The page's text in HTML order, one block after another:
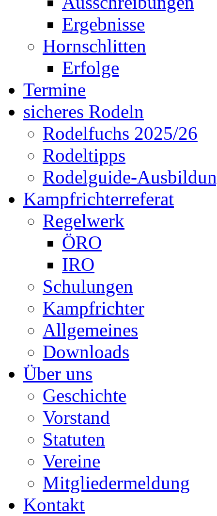
Ergebnisse
Hornschlitten
Erfolge
Termine
sicheres Rodeln
Rodelfuchs 2025/26
Rodeltipps
Rodelguide-
Kampfrichterreferat
Regelwerk
ÖRO
IRO
Schulungen
Kampfrichter
Allgemeines
Downloads
Über uns
Geschichte
Vorstand
Statuten
Vereine
Mitgliedermeldung
Kontakt